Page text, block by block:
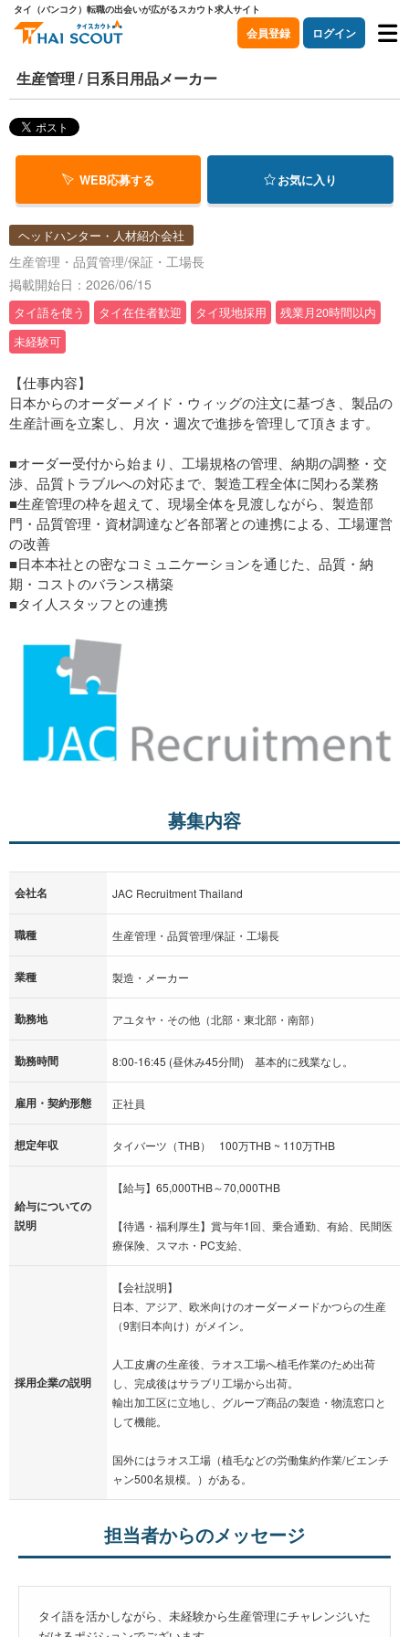
タイ（バンコク）転職の出会いが広がるスカウト求人サイト
会員登録 ログイン
生産管理 / 日系日用品メーカー
WEB応募する お気に入り
ヘッドハンター・人材紹介会社
生産管理・品質管理/保証・工場長
掲載開始日：2026/06/15
タイ語を使う タイ在住者歓迎 タイ現地採用
残業月20時間以内
未経験可
【仕事内容】
日本からのオーダーメイド・ウィッグの注文に基づき、製品の
生産計画を立案し、月次・週次で進捗を管理して頂きます。
■オーダー受付から始まり、工場規格の管理、納期の調整・交
渉、品質トラブルへの対応まで、製造工程全体に関わる業務
■生産管理の枠を超えて、現場全体を見渡しながら、製造部
門・品質管理・資材調達など各部署との連携による、工場運営
の改善
■日本本社との密なコミュニケーションを通じた、品質・納
期・コストのバランス構築
■タイ人スタッフとの連携
募集内容
会社名 JAC Recruitment Thailand
職種 生産管理・品質管理/保証・工場長
業種 製造・メーカー
勤務地 アユタヤ・その他（北部・東北部・南部）
勤務時間 8:00-16:45 (昼休み45分間) 基本的に残業なし。
雇用・契約形態 正社員
想定年収 タイバーツ（THB） 100万THB ~ 110万THB
給与についての
説明
【給与】65,000THB～70,000THB
【待遇・福利厚生】賞与年1回、乗合通勤、有給、民間医
療保険、スマホ・PC支給、
採用企業の説明
【会社説明】
日本、アジア、欧米向けのオーダーメードかつらの生産
（9割日本向け）がメイン。
人工皮膚の生産後、ラオス工場へ植毛作業のため出荷
し、完成後はサラブリ工場から出荷。
輸出加工区に立地し、グループ商品の製造・物流窓口と
して機能。
国外にはラオス工場（植毛などの労働集約作業/ビエンチ
ャン500名規模。）がある。
担当者からのメッセージ
タイ語を活かしながら、未経験から生産管理にチャレンジいた